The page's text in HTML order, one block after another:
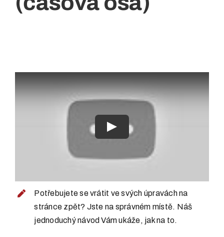
Play
Potřebujete se vrátit ve svých úpravách na
stránce zpět? Jste na správném místě. Náš
jednoduchý návod Vám ukáže, jak na to.